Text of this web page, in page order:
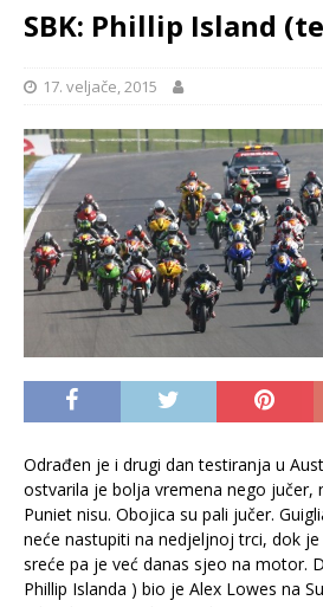
SBK: Phillip Island
17. veljače, 2015
Odrađen je i drugi dan testiranja u
ostvarila je bolja vremena nego jučer,
Puniet nisu. Obojica su pali jučer.
neće nastupiti na nedjeljnoj trci, dok
sreće pa je već danas sjeo na motor.
Phillip Islanda ) bio je Alex Lowes na